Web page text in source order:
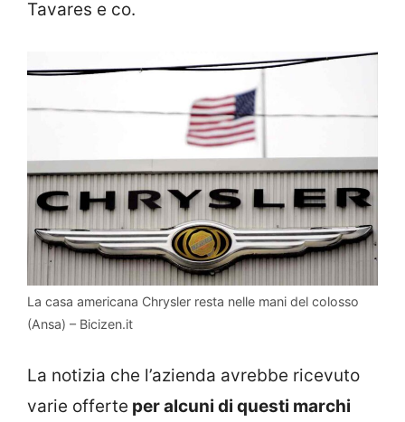
Tavares e co.
La casa americana Chrysler resta nelle mani del colosso
(Ansa) – Bicizen.it
La notizia che l’azienda avrebbe ricevuto
varie offerte per alcuni di questi marchi